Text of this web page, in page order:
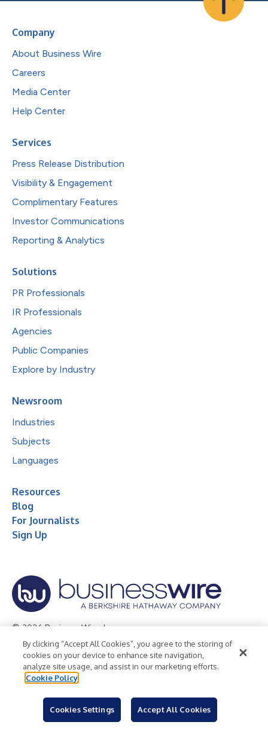
Company
About Business Wire
Careers
Media Center
Help Center
Services
Press Release Distribution
Visibility & Engagement
Complimentary Features
Investor Communications
Reporting & Analytics
Solutions
PR Professionals
IR Professionals
Agencies
Public Companies
Explore by Industry
Newsroom
Industries
Subjects
Languages
Resources
Blog
For Journalists
Sign Up
© 2026 Business Wire, Inc.
Privacy Policy Cookie Policy
Accessibility Statement
Terms of Use
Legal
By clicking “Accept All Cookies”, you agree to the storing of
cookies on your device to enhance site navigation,
analyze site usage, and assist in our marketing efforts.
Cookie Policy
Cookies Settings Accept All Cookies